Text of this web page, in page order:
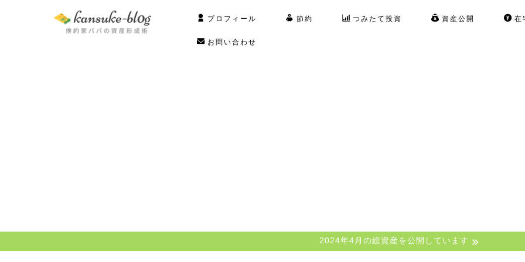
プロフィール 節約 つみたて投資 資産公開 在
お問い合わせ
2024年4月の総資産を公開しています